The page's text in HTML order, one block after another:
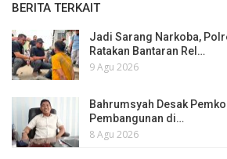
BERITA TERKAIT
Jadi Sarang Narkoba,
Ratakan Bantaran Rel…
9 Agu 2026
Bahrumsyah Desak
Pembangunan di…
8 Agu 2026